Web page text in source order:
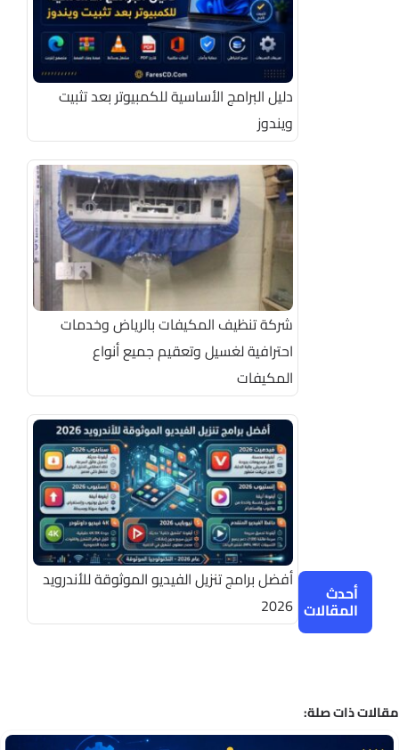
أحدث
المقالات
دليل البرامج الأساسية للكمبيوتر بعد تثبيت
ويندوز
شركة تنظيف المكيفات بالرياض وخدمات
احترافية لغسيل وتعقيم جميع أنواع
المكيفات
أفضل برامج تنزيل الفيديو الموثوقة للأندرويد
2026
ذات صلة: